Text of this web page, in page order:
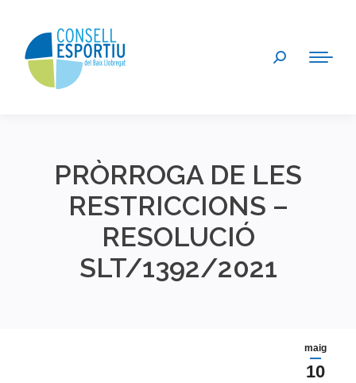
Search:
PRÒRROGA DE LES
RESTRICCIONS –
RESOLUCIÓ
SLT/1392/2021
maig
10